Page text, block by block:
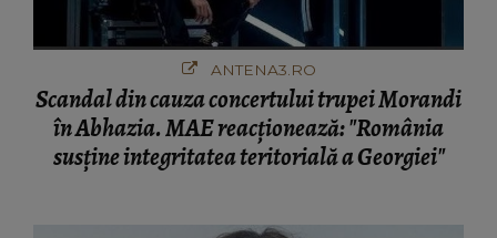
ANTENA3.RO
Scandal din cauza concertului trupei Morandi
în Abhazia. MAE reacționează: "România
susține integritatea teritorială a Georgiei"